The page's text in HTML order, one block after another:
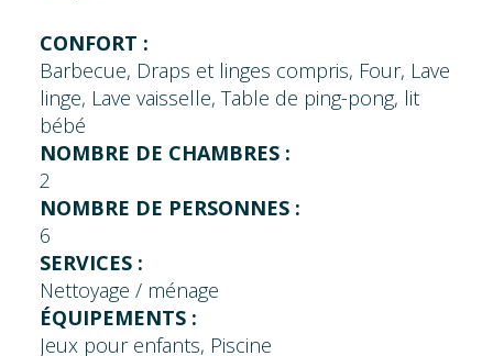
CONFORT :
Barbecue, Draps et linges compris, Four, Lave
linge, Lave vaisselle, Table de ping-pong, lit
bébé
NOMBRE DE CHAMBRES :
2
NOMBRE DE PERSONNES :
6
SERVICES :
Nettoyage / ménage
ÉQUIPEMENTS :
Jeux pour enfants, Piscine